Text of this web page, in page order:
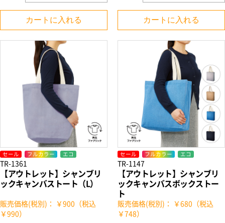
カートに入れる カートに入れる
セール フルカラー エコ
TR-1361
【アウトレット】シャンブリ
ックキャンバストート（L）
販売価格(税別)： ￥900（税込
￥990）
セール フルカラー エコ
TR-1147
【アウトレット】シャンブリ
ックキャンバスボックストー
ト
販売価格(税別)： ￥680（税込
￥748）